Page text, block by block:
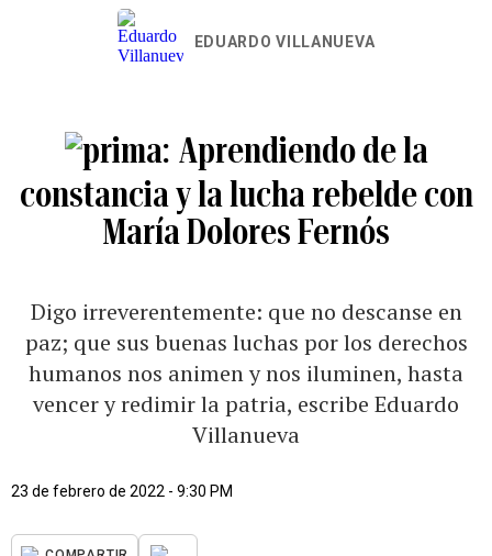
EDUARDO VILLANUEVA
Aprendiendo de la
constancia y la lucha rebelde con
María Dolores Fernós
Digo irreverentemente: que no descanse en
paz; que sus buenas luchas por los derechos
humanos nos animen y nos iluminen, hasta
vencer y redimir la patria, escribe Eduardo
Villanueva
23 de febrero de 2022 - 9:30 PM